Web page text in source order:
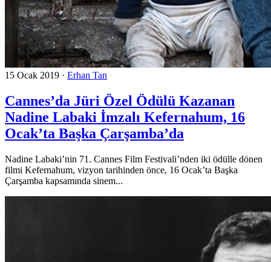
15 Ocak 2019 · Erhan Tan
Cannes’da Jüri Özel Ödülü Kazanan
Nadine Labaki İmzalı Kefernahum, 16
Ocak’ta Başka Çarşamba’da
Nadine Labaki’nin 71. Cannes Film Festivali’nden iki ödülle dönen
filmi Kefernahum, vizyon tarihinden önce, 16 Ocak’ta Başka
Çarşamba kapsamında sinem...